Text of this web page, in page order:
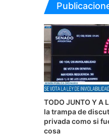
TODO JUNTO Y A
la trampa de
privada como si
cosa